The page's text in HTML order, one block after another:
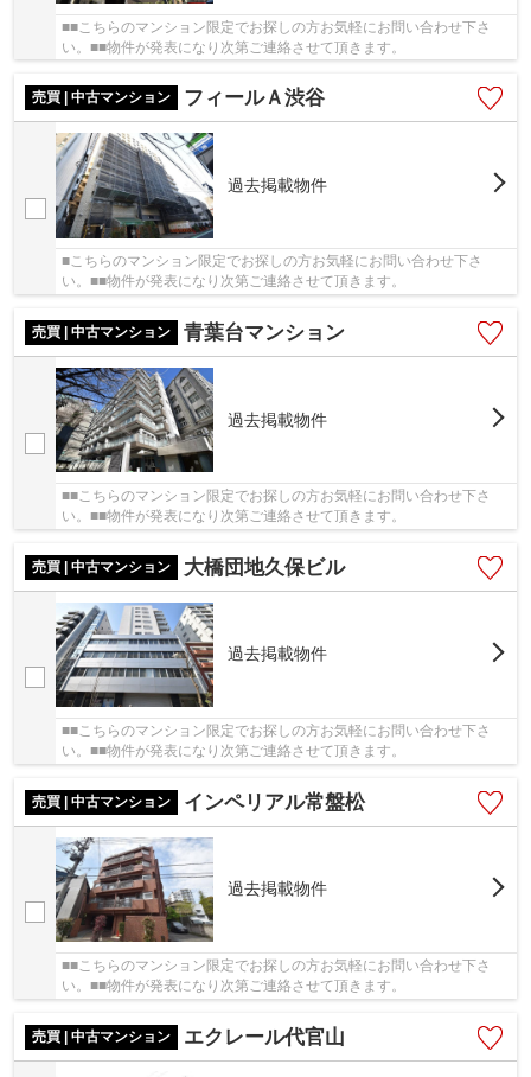
■■こちらのマンション限定でお探しの方お気軽にお問い合わせ下さ
い。■■物件が発表になり次第ご連絡させて頂きます。
売買 | 中古マンション フィールＡ渋谷
過去掲載物件
■こちらのマンション限定でお探しの方お気軽にお問い合わせ下さ
い。■■物件が発表になり次第ご連絡させて頂きます。
売買 | 中古マンション 青葉台マンション
過去掲載物件
■■こちらのマンション限定でお探しの方お気軽にお問い合わせ下さ
い。■■物件が発表になり次第ご連絡させて頂きます。
売買 | 中古マンション 大橋団地久保ビル
過去掲載物件
■■こちらのマンション限定でお探しの方お気軽にお問い合わせ下さ
い。■■物件が発表になり次第ご連絡させて頂きます。
売買 | 中古マンション インペリアル常盤松
過去掲載物件
■■こちらのマンション限定でお探しの方お気軽にお問い合わせ下さ
い。■■物件が発表になり次第ご連絡させて頂きます。
売買 | 中古マンション エクレール代官山